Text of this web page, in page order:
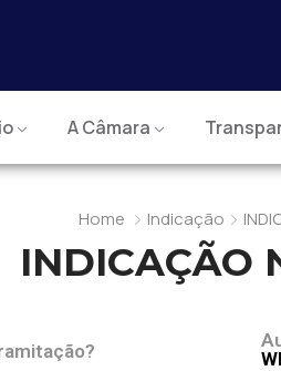
A Câmara
Home Indicação
INDICAÇÃO